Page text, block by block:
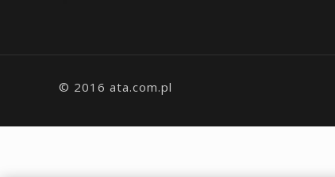
© 2016 ata.com.pl